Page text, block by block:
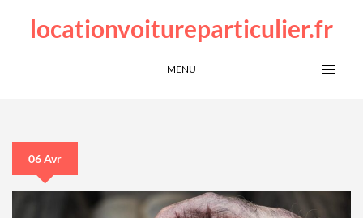
locationvoitureparticulier.fr
MENU
06 Avr